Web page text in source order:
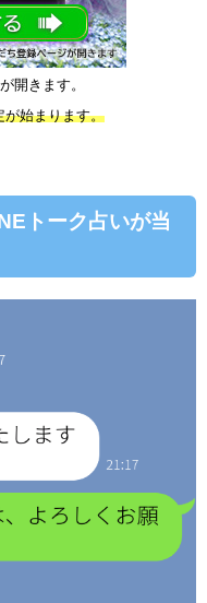
開きます。
が始まります。
トーク占いが当